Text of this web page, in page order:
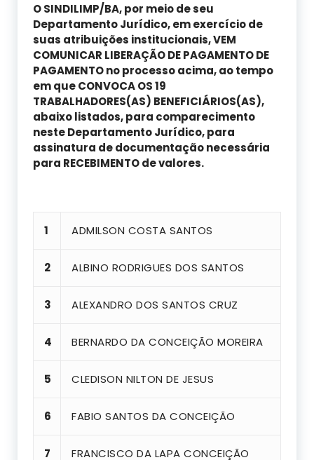
O SINDILIMP/BA, por meio de seu
Departamento Jurídico, em exercício de
suas atribuições institucionais, VEM
COMUNICAR LIBERAÇÃO DE PAGAMENTO DE
PAGAMENTO no processo acima, ao tempo
em que CONVOCA OS 19
TRABALHADORES(AS) BENEFICIÁRIOS(AS),
abaixo listados, para comparecimento
neste Departamento Jurídico, para
assinatura de documentação necessária
para RECEBIMENTO de valores.
1 ADMILSON COSTA SANTOS
2 ALBINO RODRIGUES DOS SANTOS
3 ALEXANDRO DOS SANTOS CRUZ
4 BERNARDO DA CONCEIÇÃO MOREIRA
5 CLEDISON NILTON DE JESUS
6 FABIO SANTOS DA CONCEIÇÃO
7 FRANCISCO DA LAPA CONCEIÇÃO